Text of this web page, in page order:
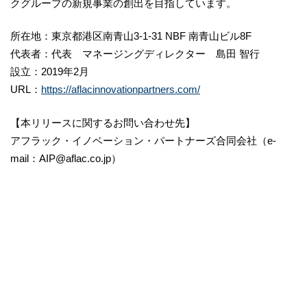
クグループの新規事業の創出を目指しています。
所在地：東京都港区南青山3-1-31 NBF 南青山ビル8F
代表者：代表 マネージングディレクター 島田 智行
設立：2019年2月
URL： https://aflacinnovationpartners.com/
【本リリースに関するお問い合わせ先】
アフラック・イノベーション・パートナーズ合同会社（e-
mail：AIP@aflac.co.jp）